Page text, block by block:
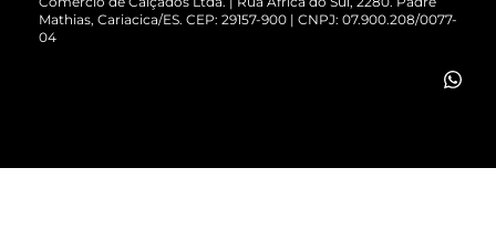
Vendas Corporativas
Mathias, Cariacica/ES. CEP: 29157-900 | CNPJ: 07.900.208/0077-
04